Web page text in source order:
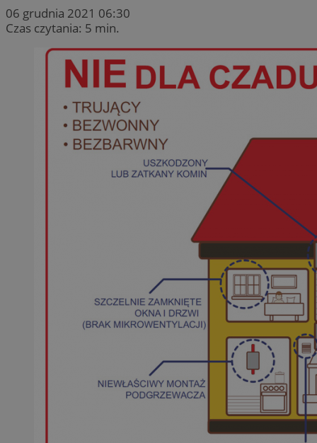
06 grudnia 2021 06:30
Czas czytania: 5 min.